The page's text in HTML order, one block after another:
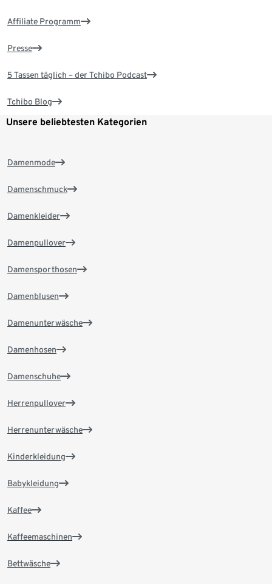
Affiliate Programm
Presse
5 Tassen täglich – der Tchibo Podcast
Tchibo Blog
Unsere beliebtesten Kategorien
Damenmode
Damenschmuck
Damenkleider
Damenpullover
Damensporthosen
Damenblusen
Damenunterwäsche
Damenhosen
Damenschuhe
Herrenpullover
Herrenunterwäsche
Kinderkleidung
Babykleidung
Kaffee
Kaffeemaschinen
Bettwäsche